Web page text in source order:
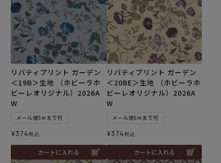
リバティプリント ガーデン
＜19B＞生地 （ホビーラホ
ビーレオリジナル）2026A
W
メール便5mまで可
¥374税込
カートに入れる
リバティプリント ガーデン
＜20BE＞生地 （ホビーラホ
ビーレオリジナル）2026A
W
メール便5mまで可
¥374税込
カートに入れる